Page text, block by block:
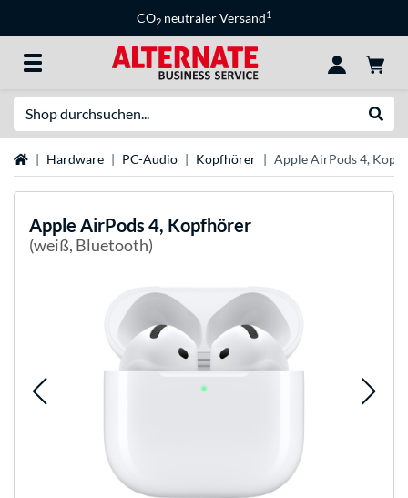
CO2 neutraler Versand1
StartseiteHardware PC-Audio Kopfhörer Apple AirPods 4,
Apple AirPods 4, Kopfhörer
(weiß, Bluetooth)